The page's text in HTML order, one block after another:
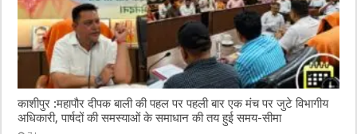
काशीपुर :महापौर दीपक बाली की पहल पर पहली बार एक मंच पर जुटे विभागीय
अधिकारी, पार्षदों की समस्याओं के समाधान की तय हुई समय-सीमा